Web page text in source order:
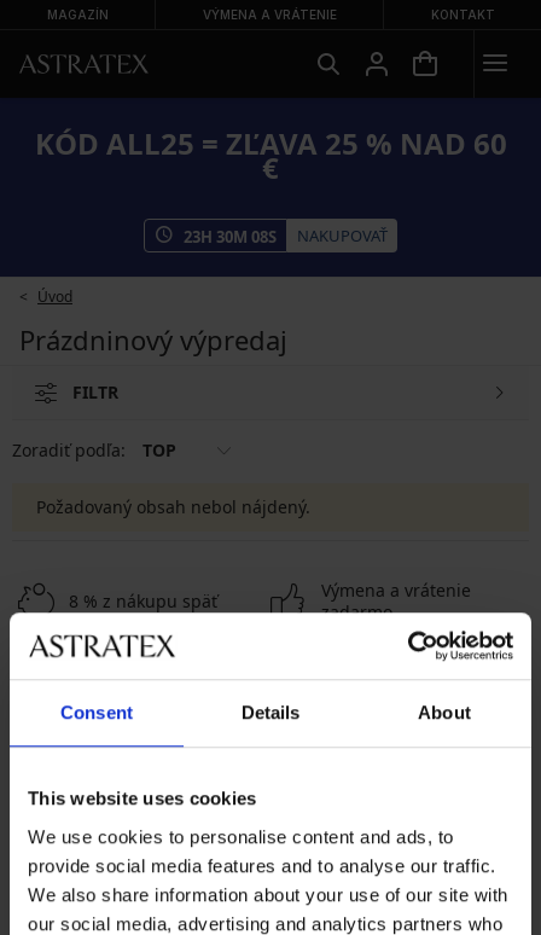
Consent Details About
This website uses cookies
We use cookies to personalise content and ads, to
provide social media features and to analyse our traffic.
We also share information about your use of our site with
our social media, advertising and analytics partners who
MAGAZÍN VÝMENA A VRÁTENIE KONTAKT
KÓD ALL25 = ZĽAVA 25 % NAD 60
€
23H 30M 08S NAKUPOVAŤ
Úvod
Prázdninový výpredaj
FILTR
Zoradiť podľa: TOP
Požadovaný obsah nebol nájdený.
8 % z nákupu späť
Výmena a vrátenie
zadarmo
Výhodné poštovné
Chytrý sprievodca
02 205 703 40
info@astratex.sk